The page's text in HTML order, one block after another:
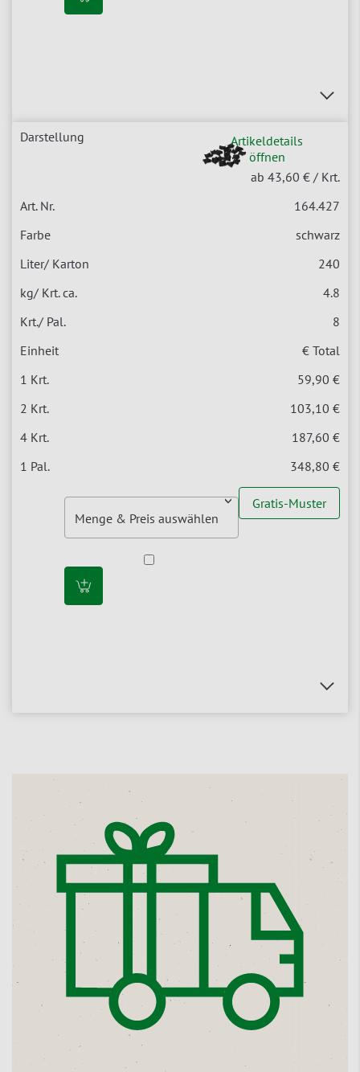
Artikeldetails
öffnen
ab 43,60 € / Krt.
164.427
schwarz
240
4.8
8
€ Total
59,90 €
103,10 €
187,60 €
348,80 €
Gratis-Muster